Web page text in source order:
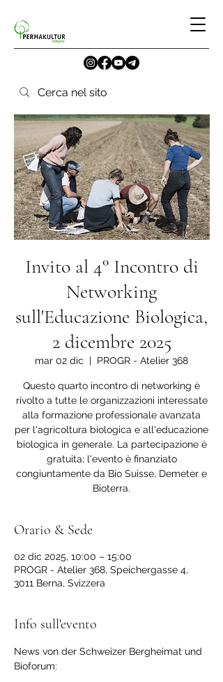
Invito al 4° Incontro di
Networking
sull'Educazione Biologica,
2 dicembre 2025
mar 02 dic
  |
PROGR - Atelier 368
Questo quarto incontro di networking è
rivolto a tutte le organizzazioni interessate
alla formazione professionale avanzata
per l'agricoltura biologica e all'educazione
biologica in generale. La partecipazione è
gratuita; l'evento è finanziato
congiuntamente da Bio Suisse, Demeter e
Bioterra.
Orario & Sede
02 dic 2025, 10:00 – 15:00
PROGR - Atelier 368, Speichergasse 4,
3011 Berna, Svizzera
Info sull'evento
News von der Schweizer Bergheimat und
Bioforum: